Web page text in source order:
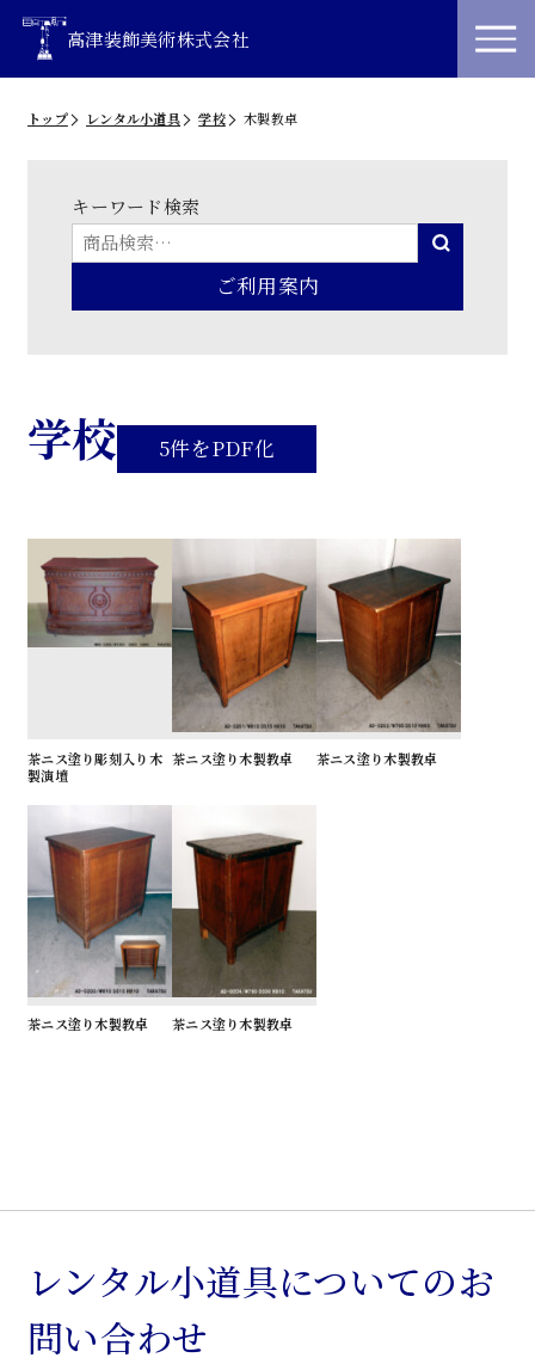
高津装飾美術株式会社
トップ レンタル小道具 学校 木製教卓
キーワード検索
ご利用案内
学校 5件をPDF化
茶ニス塗り彫刻入り木
製演壇
茶ニス塗り木製教卓 茶ニス塗り木製教卓
茶ニス塗り木製教卓 茶ニス塗り木製教卓
レンタル小道具についてのお
問い合わせ